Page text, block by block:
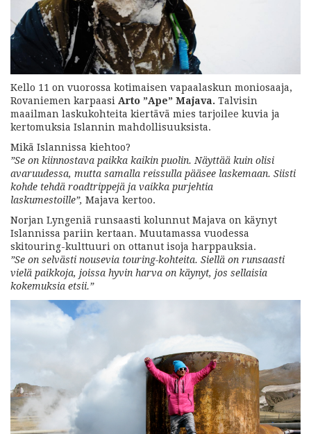
Kello 11 on vuorossa kotimaisen vapaalaskun moniosaaja,
Rovaniemen karpaasi Arto ”Ape” Majava. Talvisin
maailman laskukohteita kiertävä mies tarjoilee kuvia ja
kertomuksia Islannin mahdollisuuksista.
Mikä Islannissa kiehtoo?
”Se on kiinnostava paikka kaikin puolin. Näyttää kuin olisi
avaruudessa, mutta samalla reissulla pääsee laskemaan. Siisti
kohde tehdä roadtrippejä ja vaikka purjehtia
laskumestoille”, Majava kertoo.
Norjan Lyngeniä runsaasti kolunnut Majava on käynyt
Islannissa pariin kertaan. Muutamassa vuodessa
skitouring-kulttuuri on ottanut isoja harppauksia.
”Se on selvästi nousevia touring-kohteita. Siellä on runsaasti
vielä paikkoja, joissa hyvin harva on käynyt, jos sellaisia
kokemuksia etsii.”